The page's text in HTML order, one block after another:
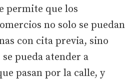
permite que los
no solo se puedan
con cita previa, sino
pueda atender a
pasan por la calle, y